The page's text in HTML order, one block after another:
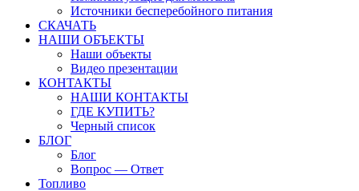
Источники бесперебойного питания
СКАЧАТЬ
НАШИ ОБЪЕКТЫ
Наши объекты
Видео презентации
КОНТАКТЫ
НАШИ КОНТАКТЫ
ГДЕ КУПИТЬ?
Черный список
БЛОГ
Блог
Вопрос — Ответ
Топливо